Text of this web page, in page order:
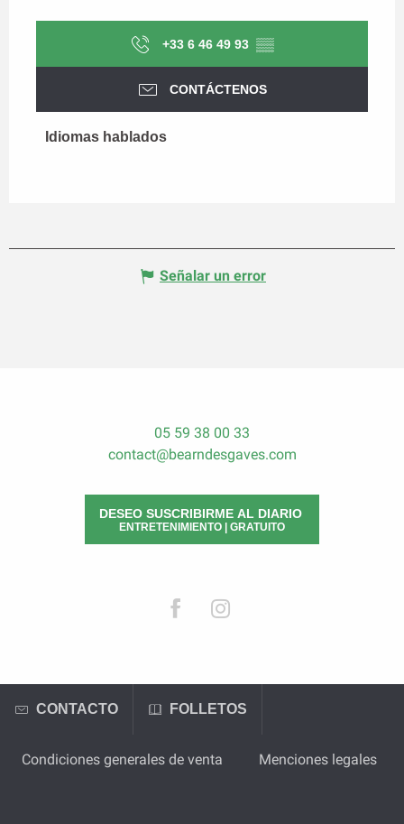
+33 6 46 49 93 ▒▒
CONTÁCTENOS
Idiomas hablados
Idiomas hablados
Señalar un error
05 59 38 00 33
contact@bearndesgaves.com
DESEO SUSCRIBIRME AL DIARIO
ENTRETENIMIENTO | GRATUITO
CONTACTO FOLLETOS
Condiciones generales de venta Menciones legales